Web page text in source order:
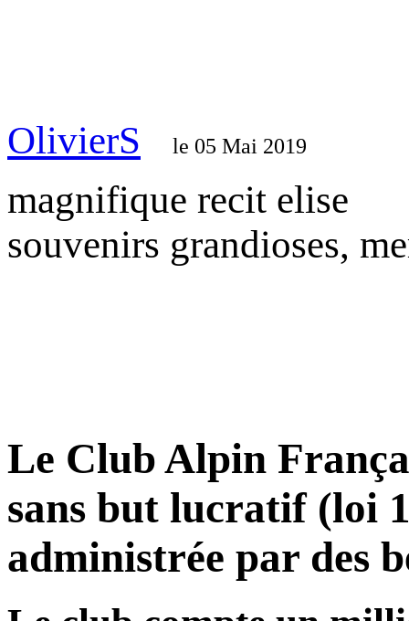
OlivierS le 05 Mai 2019
magnifique recit elise
souvenirs grandioses,
Le Club Alpin
sans but lucratif (loi
administrée par des